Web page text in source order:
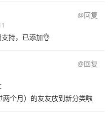
@回复
持，已添加👌
@回复
两个月）的友友放到新分类啦